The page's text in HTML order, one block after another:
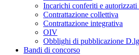
Incarichi conferiti e autorizzati
Contrattazione collettiva
Contrattazione integrativa
OIV
Obblighi di pubblicazione
Bandi di concorso